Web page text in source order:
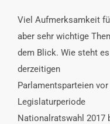
Viel Aufmerksamkeit
aber sehr wichtige
dem Blick. Wie steht
derzeitigen
Parlamentsparteien
Legislaturperiode
Nationalratswahl 2017